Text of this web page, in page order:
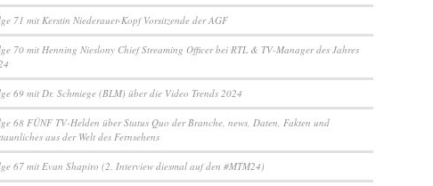
71 mit Kerstin Niederauer-Kopf Vorsitzende der AGF
70 mit Henning Nieslony Chief Streaming Officer bei RTL & TV-Manager des Jahres
69 mit Dr. Schmiege (BLM) über die Video Trends 2024
68 FÜNF TV-Helden über Status Quo der Branche, news, Daten, Fakten und
aus der Welt des Fernsehens
67 mit Evan Shapiro (2. Interview diesmal auf den #MTM24)